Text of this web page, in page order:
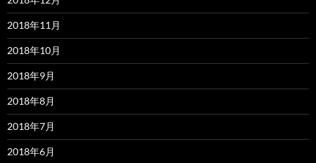
2018年11月
2018年10月
2018年9月
2018年8月
2018年7月
2018年6月